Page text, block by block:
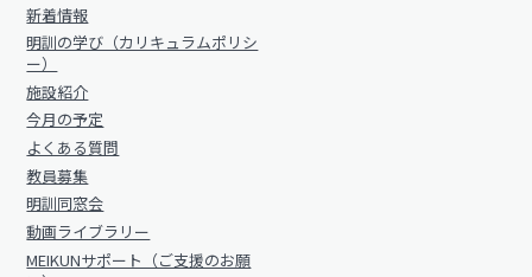
新着情報
明訓の学び（カリキュラムポリシ
ー）
施設紹介
今月の予定
よくある質問
教員募集
明訓同窓会
動画ライブラリー
MEIKUNサポート（ご支援のお願